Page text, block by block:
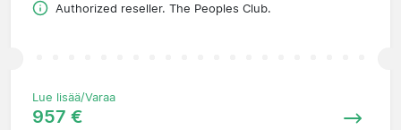
Authorized reseller. The Peoples Club.
Lue lisää/Varaa
957 €